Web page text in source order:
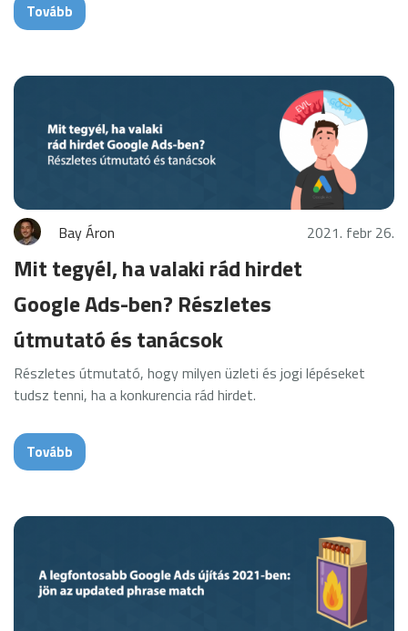
Tovább
Bay Áron 2021. febr 26.
Mit tegyél, ha valaki rád hirdet
Google Ads-ben? Részletes
útmutató és tanácsok
Részletes útmutató, hogy milyen üzleti és jogi lépéseket
tudsz tenni, ha a konkurencia rád hirdet.
Tovább